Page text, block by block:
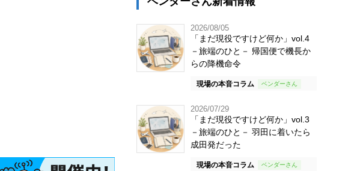
2026/08/05
「まだ現役ですけど何か」vol.4
－旅端のひと－ 帰国便で機長か
らの降機命令
現場の本音コラム
2026/07/29
「まだ現役ですけど何か」vol.3
－旅端のひと－ 羽田に着いたら
成田発だった
現場の本音コラム